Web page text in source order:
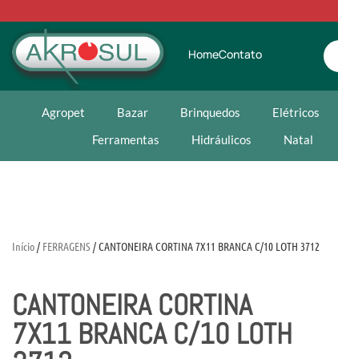
HomeContato
Agropet Bazar Brinquedos Elétricos
Ferramentas
Hidráulicos Natal
Início/ FERRAGENS/ CANTONEIRA CORTINA 7X11 BRANCA C/10 LOTH 3712
CANTONEIRA CORTINA
7X11 BRANCA C/10 LOTH